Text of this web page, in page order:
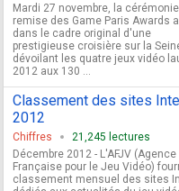
Mardi 27 novembre, la
remise des Game Paris Awards
dans le cadre original d'une
prestigieuse croisière sur la
dévoilant les quatre jeux vidéo
2012 aux 130 ...
Classement des sites
2012
Chiffres
21,245 lectures
Décembre 2012 - L'AFJV (Agence
Française pour le Jeu Vidéo)
classement mensuel des sites